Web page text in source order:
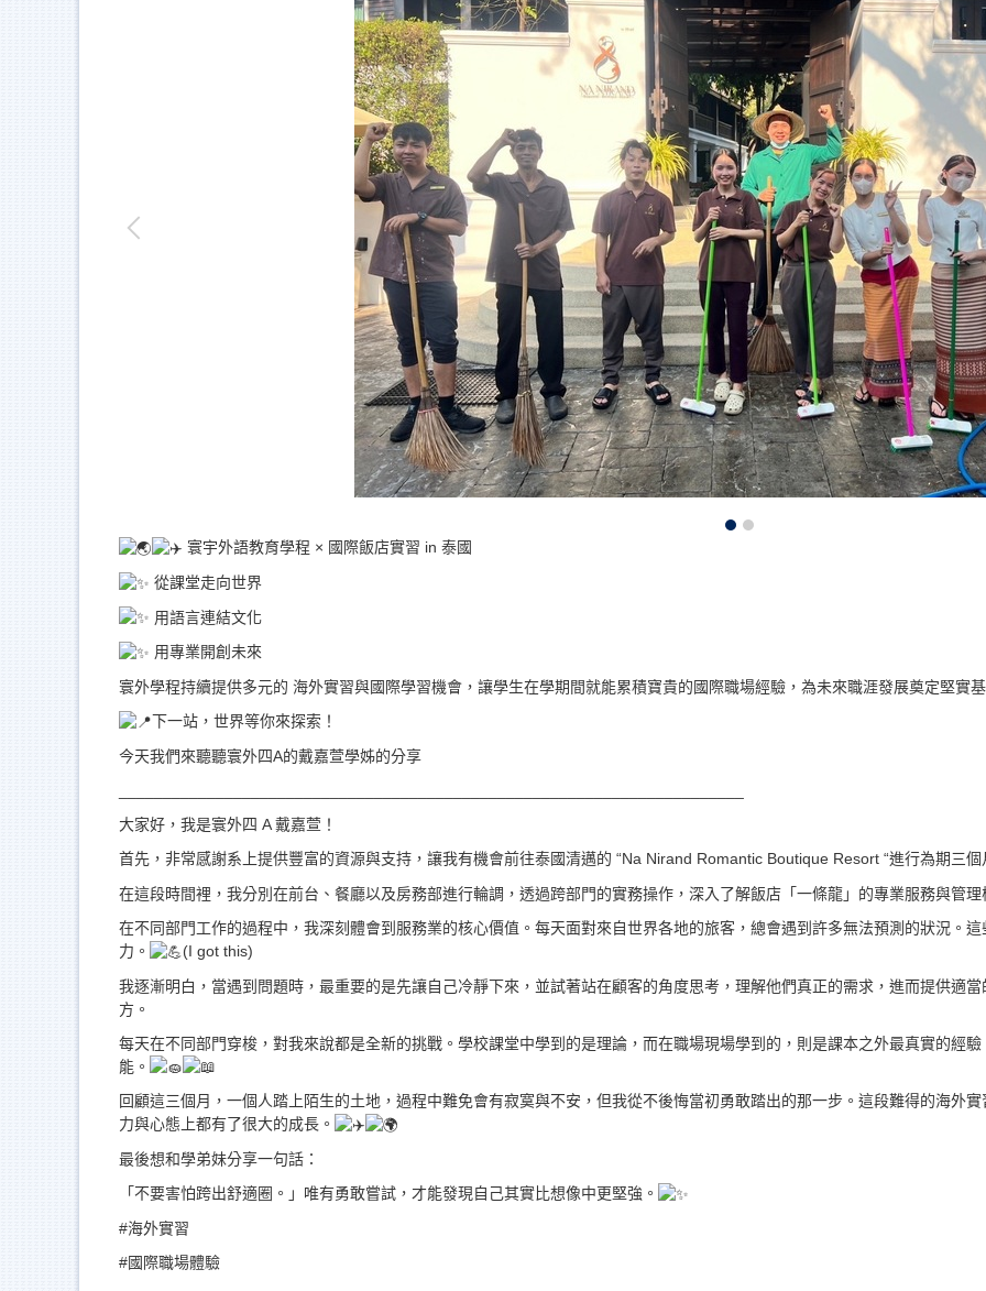
寰宇外語教育學程 × 國際飯店實習 in 泰國
從課堂走向世界
用語言連結文化
用專業開創未來
寰外學程持續提供多元的 海外實習與國際學習機會，讓學生在學期間就能累積寶貴的國際職場經驗，為未來職涯發展奠定堅實
下一站，世界等你來探索！
今天我們來聽聽寰外四A的戴嘉萱學姊的分享
大家好，我是寰外四 A 戴嘉萱！
首先，非常感謝系上提供豐富的資源與支持，讓我有機會前往泰國清邁的 “Na Nirand Romantic Boutique Resort “進行為期三
在這段時間裡，我分別在前台、餐廳以及房務部進行輪調，透過跨部門的實務操作，深入了解飯店「一條龍」的專業服務與管理
在不同部門工作的過程中，我深刻體會到服務業的核心價值。每天面對來自世界各地的旅客，總會遇到許多無法預測的狀況。
力。
(I got this)
我逐漸明白，當遇到問題時，最重要的是先讓自己冷靜下來，並試著站在顧客的角度思考，理解他們真正的需求，進而提供適
方。
每天在不同部門穿梭，對我來說都是全新的挑戰。學校課堂中學到的是理論，而在職場現場學到的，則是課本之外最真實的經
能。
回顧這三個月，一個人踏上陌生的土地，過程中難免會有寂寞與不安，但我從不後悔當初勇敢踏出的那一步。這段難得的海外
力與心態上都有了很大的成長。
最後想和學弟妹分享一句話：
「不要害怕跨出舒適圈。」唯有勇敢嘗試，才能發現自己其實比想像中更堅強。
#海外實習
#國際職場體驗